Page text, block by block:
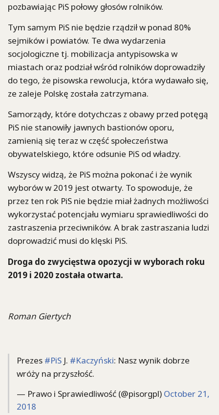
pozbawiając PiS połowy głosów rolników.
Tym samym PiS nie będzie rządził w ponad 80%
sejmików i powiatów. Te dwa wydarzenia
socjologiczne tj. mobilizacja antypisowska w
miastach oraz podział wśród rolników doprowadziły
do tego, że pisowska rewolucja, która wydawało się,
ze zaleje Polskę została zatrzymana.
Samorządy, które dotychczas z obawy przed potęgą
PiS nie stanowiły jawnych bastionów oporu,
zamienią się teraz w część społeczeństwa
obywatelskiego, które odsunie PiS od władzy.
Wszyscy widzą, że PiS można pokonać i że wynik
wyborów w 2019 jest otwarty. To spowoduje, że
przez ten rok PiS nie będzie miał żadnych możliwości
wykorzystać potencjału wymiaru sprawiedliwości do
zastraszenia przeciwników. A brak zastraszania ludzi
doprowadzić musi do klęski PiS.
Droga do zwycięstwa opozycji w wyborach roku
2019 i 2020 została otwarta.
Roman Giertych
Prezes #PiS J. #Kaczyński: Nasz wynik dobrze
wróży na przyszłość.
— Prawo i Sprawiedliwość (@pisorgpl) October 21,
2018